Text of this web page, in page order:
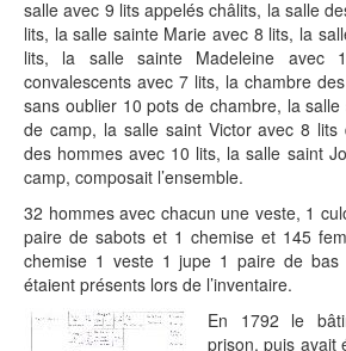
salle avec 9 lits appelés châlits, la salle
lits, la salle sainte Marie avec 8 lits, la
lits, la salle sainte Madeleine avec
convalescents avec 7 lits, la chambre
sans oublier 10 pots de chambre, la
de camp, la salle saint Victor avec 8 lits
des hommes avec 10 lits, la salle saint
camp, composait l’ensemble.
32 hommes avec chacun une veste, 1
paire de sabots et 1 chemise et 145
chemise 1 veste 1 jupe 1 paire de
étaient présents lors de l’inventaire.
En 1792 le
prison, puis avait